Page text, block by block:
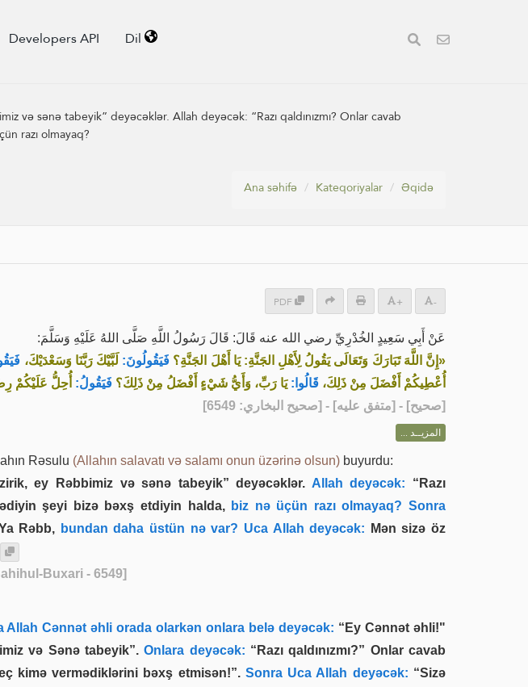
Developers API Dil
sənə tabeyik” deyəcəklər. Allah deyəcək: “Razı qaldınızmı? Onlar cavab
razı olmayaq?
Ana səhifə Kateqoriyalar Əqidə
PDF + -
عَنْ أَبِي سَعِيدٍ الخُدْرِيِّ رضي الله عنه قَالَ: قَالَ رَسُولُ اللَّهِ صَلَّى اللهُ عَلَيْهِ وَسَلَّمَ:
«إِنَّ اللَّهَ تَبَارَكَ وَتَعَالَى يَقُولُ لِأَهْلِ الجَنَّةِ: يَا أَهْلَ الجَنَّةِ؟ فَيَقُولُونَ: لَبَّيْكَ رَبَّنَا وَسَعْدَيْكَ،
أُعْطِيكُمْ أَفْضَلَ مِنْ ذَلِكَ، قَالُوا: يَا رَبِّ، وَأَيُّ شَيْءٍ أَفْضَلُ مِنْ ذَلِكَ؟ فَيَقُولُ: أُحِلُّ عَلَيْكُمْ
[صحيح] - [متفق عليه] - [صحيح البخاري: 6549]
المزيــد ...
Rəsulu (Allahın salavatı və salamı onun üzərinə olsun) buyurdu:
ey Rəbbimiz və sənə tabeyik” deyəcəklər. Allah deyəcək: “Razı
şeyi bizə bəxş etdiyin halda,biz nə üçün razı olmayaq? Sonra
Rəbb, bundan daha üstün nə var? Uca Allah deyəcək: Mən sizə öz
Buxari - 6549]
Allah Cənnət əhli orada olarkən onlara belə deyəcək: “Ey Cənnət əhli!"
və Sənə tabeyik”. Onlara deyəcək: “Razı qaldınızmı?” Onlar cavab
kimə vermədiklərini bəxş etmisən!”.Sonra Uca Allah deyəcək: “Sizə